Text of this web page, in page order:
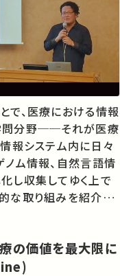
で、医療における情報
問分野──それが医療
報システム内に日々
ノム情報、自然言語情
し収集してゆく上で
な取り組みを紹介し
せん。 お気に
などでシェア…